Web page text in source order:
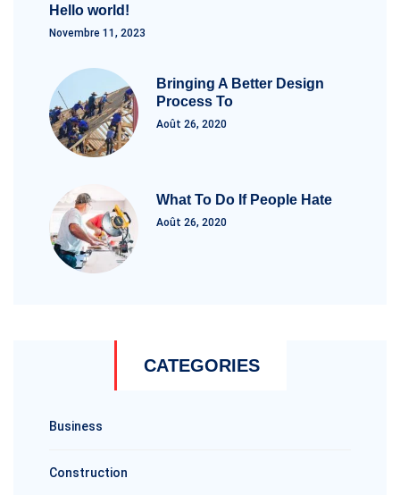
Hello world!
Novembre 11, 2023
Bringing A Better Design
Process To
Août 26, 2020
What To Do If People Hate
Août 26, 2020
CATEGORIES
Business
Construction